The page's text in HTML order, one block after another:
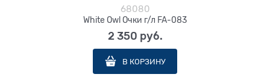
68080
White Owl Очки г/л FA-083
2 350 руб.
В КОРЗИНУ